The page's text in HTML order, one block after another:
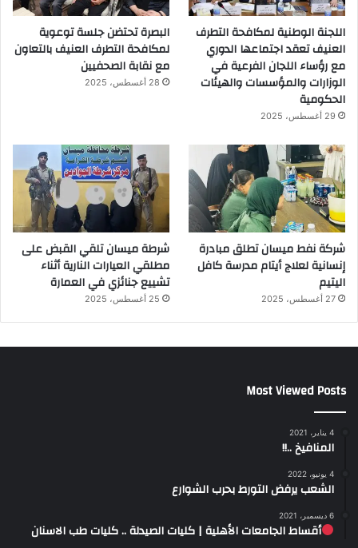
اللجنة الوطنية لمكافحة التطرف
العنيف تعقد اجتماعها الدوري
مع رؤساء اللجان الفرعية في
الوزارات والمؤسسات والهيئات
الحكومية
29 أغسطس، 2025
البصرة تحتضن جلسة توعوية
لمكافحة التطرف العنيف بالتعاون
مع نقابة الصحفيين
28 أغسطس، 2025
شركة نفط ميسان تطلق مبادرة
إنسانية لعلاج أيتام مدرسة كافل
اليتيم
27 أغسطس، 2025
شرطة ميسان تلقي القبض على
مطلقي العيارات النارية أثناء
تشييع جنائزي في العمارة
25 أغسطس، 2025
Most Viewed Posts
4 يناير، 2021
المنافيخ ..!!
4 يونيو، 2022
الشعب يرفض التورط بحرب الشوارع
6 ديسمبر، 2021
أقساط الجامعات الأهلية | كليات الصيدلة .. كليات طب الاسنان